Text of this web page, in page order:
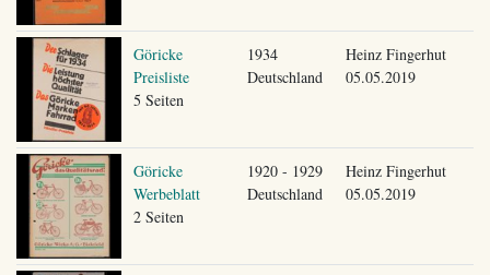
Göricke
Preisliste
5 Seiten
1934
Deutschland
Heinz Fingerhut
05.05.2019
Göricke
Werbeblatt
2 Seiten
1920 - 1929
Deutschland
Heinz Fingerhut
05.05.2019